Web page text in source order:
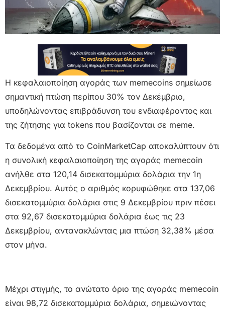
Η κεφαλαιοποίηση αγοράς των memecoins σημείωσε
σημαντική πτώση περίπου 30% τον Δεκέμβριο,
υποδηλώνοντας επιβράδυνση του ενδιαφέροντος και
της ζήτησης για tokens που βασίζονται σε meme.
Τα δεδομένα από το CoinMarketCap αποκαλύπτουν ότι
η συνολική κεφαλαιοποίηση της αγοράς memecoin
ανήλθε στα 120,14 δισεκατομμύρια δολάρια την 1η
Δεκεμβρίου. Αυτός ο αριθμός κορυφώθηκε στα 137,06
δισεκατομμύρια δολάρια στις 9 Δεκεμβρίου πριν πέσει
στα 92,67 δισεκατομμύρια δολάρια έως τις 23
Δεκεμβρίου, αντανακλώντας μια πτώση 32,38% μέσα
στον μήνα.
Μέχρι στιγμής, το ανώτατο όριο της αγοράς memecoin
είναι 98,72 δισεκατομμύρια δολάρια, σημειώνοντας